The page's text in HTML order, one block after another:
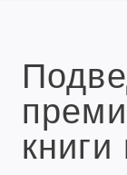
книги